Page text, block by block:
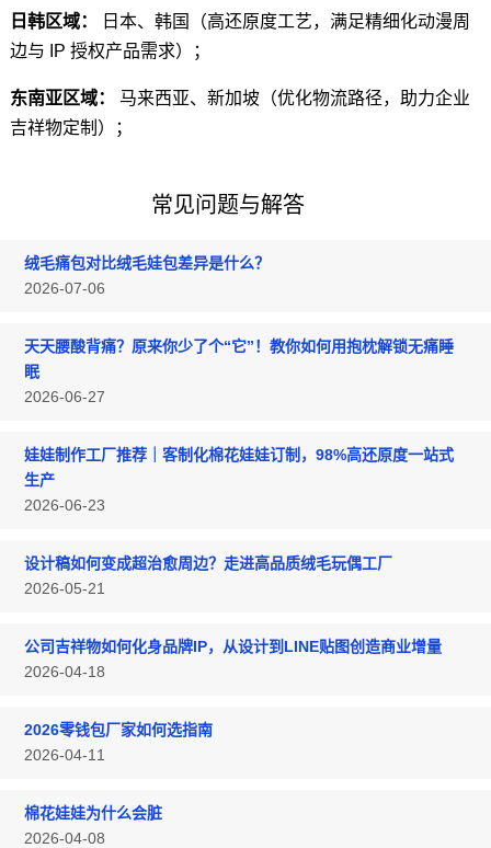
日韩区域：
日本、韩国（高还原度工艺，满足精细化动漫周
边与 IP 授权产品需求）；
东南亚区域：
马来西亚、新加坡（优化物流路径，助力企业
吉祥物定制）；
常见问题与解答
绒毛痛包对比绒毛娃包差异是什么？
2026-07-06
天天腰酸背痛？原来你少了个“它”！教你如何用抱枕解锁无痛睡
眠
2026-06-27
娃娃制作工厂推荐｜客制化棉花娃娃订制，98%高还原度一站式
生产
2026-06-23
设计稿如何变成超治愈周边？走进高品质绒毛玩偶工厂
2026-05-21
公司吉祥物如何化身品牌IP，从设计到LINE贴图创造商业增量
2026-04-18
2026零钱包厂家如何选指南
2026-04-11
棉花娃娃为什么会脏
2026-04-08